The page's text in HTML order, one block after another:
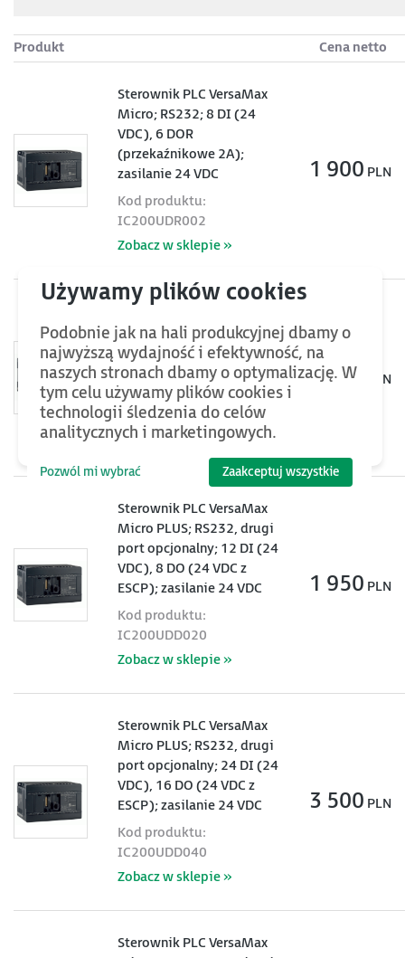
Produkt Cena netto
Sterownik PLC VersaMax
Micro; RS232; 8 DI (24
VDC), 6 DOR
(przekaźnikowe 2A);
zasilanie 24 VDC
Kod produktu:
IC200UDR002
Zobacz w sklepie »
1 900 PLN
Micro; RS232; 8 DI (24
VDC), 6 DO (24 VDC);
zasilanie 24 VDC
Kod produktu:
IC200UDD104
Zobacz w sklepie »
1 850 PLN
Sterownik PLC VersaMax
Micro PLUS; RS232, drugi
port opcjonalny; 12 DI (24
VDC), 8 DO (24 VDC z
ESCP); zasilanie 24 VDC
Kod produktu:
IC200UDD020
Zobacz w sklepie »
1 950 PLN
Sterownik PLC VersaMax
Micro PLUS; RS232, drugi
port opcjonalny; 24 DI (24
VDC), 16 DO (24 VDC z
ESCP); zasilanie 24 VDC
Kod produktu:
IC200UDD040
Zobacz w sklepie »
3 500 PLN
Sterownik PLC VersaMax
Podobnie jak na hali produkcyjnej dbamy o
najwyższą wydajność i efektywność, na
naszych stronach dbamy o optymalizację. W
tym celu używamy plików cookies i
technologii śledzenia do celów
analitycznych i marketingowych.
Pozwól mi wybrać Zaakceptuj wszystkie